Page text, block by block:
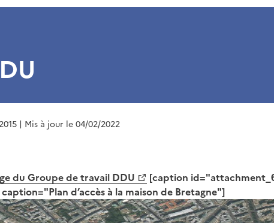
| Mis à jour le 04/02/2022
du Groupe de travail DDU
[caption
d’accès à la maison de Bretagne"]